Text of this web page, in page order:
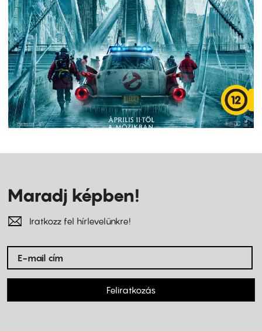
Maradj képben!
Iratkozz fel hírlevelünkre!
Feliratkozás